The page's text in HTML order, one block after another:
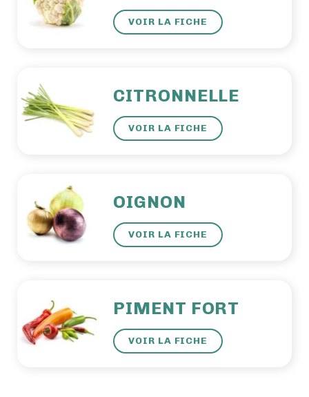
VOIR LA FICHE
CITRONNELLE
VOIR LA FICHE
OIGNON
VOIR LA FICHE
PIMENT FORT
VOIR LA FICHE